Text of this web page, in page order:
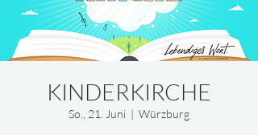
KINDERKIRCHE
So., 21. Juni
  |
Würzburg